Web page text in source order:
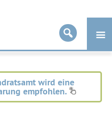
wird eine
empfohlen.